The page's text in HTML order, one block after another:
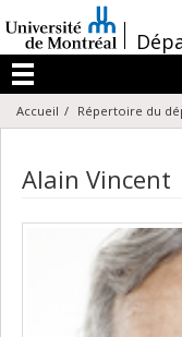
au
contenu
/
Menu
Accueil Répertoire du
Alain Vincent